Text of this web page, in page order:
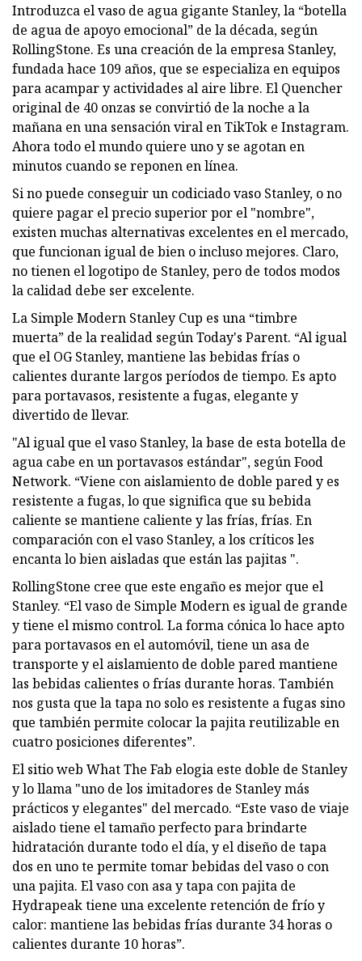
Introduzca el vaso de agua gigante Stanley, la “botella
de agua de apoyo emocional” de la década, según
RollingStone. Es una creación de la empresa Stanley,
fundada hace 109 años, que se especializa en equipos
para acampar y actividades al aire libre. El Quencher
original de 40 onzas se convirtió de la noche a la
mañana en una sensación viral en TikTok e Instagram.
Ahora todo el mundo quiere uno y se agotan en
minutos cuando se reponen en línea.
Si no puede conseguir un codiciado vaso Stanley, o no
quiere pagar el precio superior por el "nombre",
existen muchas alternativas excelentes en el mercado,
que funcionan igual de bien o incluso mejores. Claro,
no tienen el logotipo de Stanley, pero de todos modos
la calidad debe ser excelente.
La Simple Modern Stanley Cup es una “timbre
muerta” de la realidad según Today's Parent. “Al igual
que el OG Stanley, mantiene las bebidas frías o
calientes durante largos períodos de tiempo. Es apto
para portavasos, resistente a fugas, elegante y
divertido de llevar.
"Al igual que el vaso Stanley, la base de esta botella de
agua cabe en un portavasos estándar", según Food
Network. “Viene con aislamiento de doble pared y es
resistente a fugas, lo que significa que su bebida
caliente se mantiene caliente y las frías, frías. En
comparación con el vaso Stanley, a los críticos les
encanta lo bien aisladas que están las pajitas ".
RollingStone cree que este engaño es mejor que el
Stanley. “El vaso de Simple Modern es igual de grande
y tiene el mismo control. La forma cónica lo hace apto
para portavasos en el automóvil, tiene un asa de
transporte y el aislamiento de doble pared mantiene
las bebidas calientes o frías durante horas. También
nos gusta que la tapa no solo es resistente a fugas sino
que también permite colocar la pajita reutilizable en
cuatro posiciones diferentes”.
El sitio web What The Fab elogia este doble de Stanley
y lo llama "uno de los imitadores de Stanley más
prácticos y elegantes" del mercado. “Este vaso de viaje
aislado tiene el tamaño perfecto para brindarte
hidratación durante todo el día, y el diseño de tapa
dos en uno te permite tomar bebidas del vaso o con
una pajita. El vaso con asa y tapa con pajita de
Hydrapeak tiene una excelente retención de frío y
calor: mantiene las bebidas frías durante 34 horas o
calientes durante 10 horas”.